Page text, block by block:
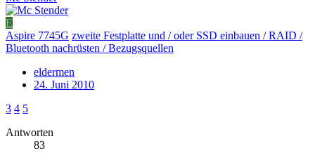
E
Aspire 7745G zweite Festplatte und / oder SSD einbauen / RAID /
Bluetooth nachrüsten / Bezugsquellen
eldermen
24. Juni 2010
3 4 5
Antworten
83